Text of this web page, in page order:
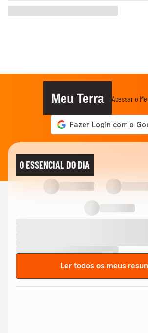
Meu Terra Acessar o
O ESSENCIAL DO DIA
Ler todos os meus